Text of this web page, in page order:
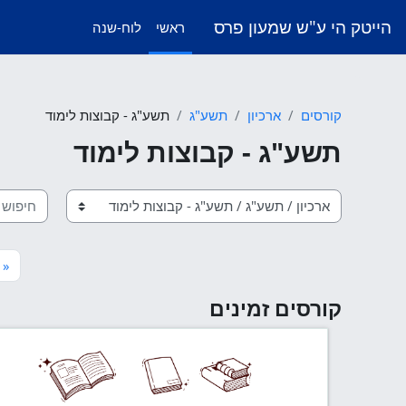
הייטק הי ע"ש שמעון פרס ראשי לוח-שנה
קורסים ארכיון תשע"ג תשע"ג - קבוצות לימוד
תשע"ג - קבוצות לימוד
קטגוריות קורסים
חיפוש
«
קורסים זמינים